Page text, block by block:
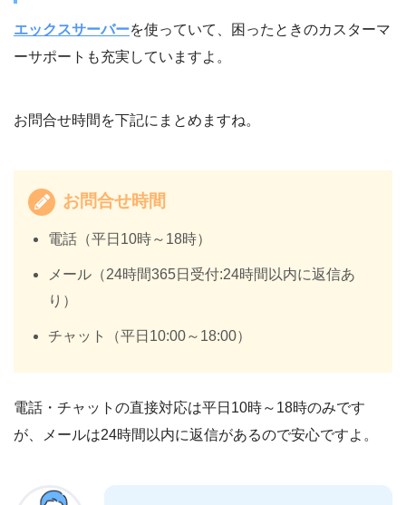
エックスサーバーを使っていて、困ったときのカスターマ
ーサポートも充実していますよ。
お問合せ時間を下記にまとめますね。
お問合せ時間
電話（平日10時～18時）
メール（24時間365日受付:24時間以内に返信あ
り）
チャット（平日10:00～18:00）
電話・チャットの直接対応は平日10時～18時のみです
が、メールは24時間以内に返信があるので安心ですよ。